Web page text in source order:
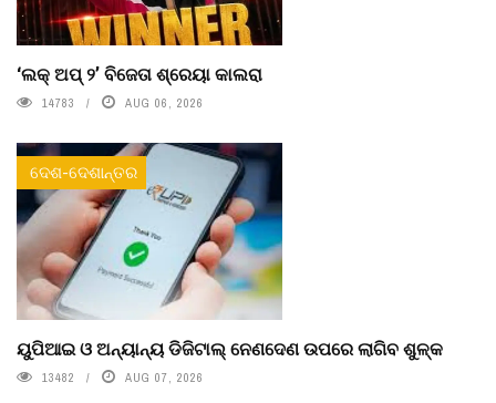
‘ଲକ୍ ଅପ୍ ୨’ ବିଜେତା ଶ୍ରେୟା କାଲରା
14783 AUG 06, 2026
ଦେଶ-ଦେଶାନ୍ତର
ୟୁପିଆଇ ଓ ଅନ୍ୟାନ୍ୟ ଡିଜିଟାଲ୍ ନେଣଦେଣ ଉପରେ ଲାଗିବ ଶୁଳ୍କ
13482 AUG 07, 2026